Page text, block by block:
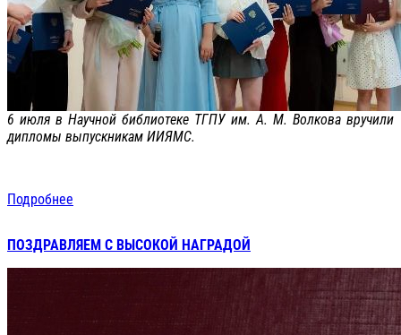
6 июля в Научной библиотеке ТГПУ им. А. М. Волкова вручили
дипломы выпускникам ИИЯМС.
Подробнее
ПОЗДРАВЛЯЕМ С ВЫСОКОЙ НАГРАДОЙ